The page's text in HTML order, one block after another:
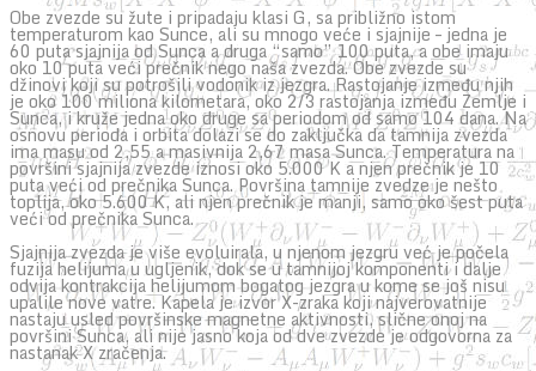
Obe zvezde su žute i pripadaju klasi G, sa približno istom
temperaturom kao Sunce, ali su mnogo veće i sjajnije – jedna je
60 puta sjajnija od Sunca a druga “samo” 100 puta, a obe imaju
oko 10 puta veći prečnik nego naša zvezda. Obe zvezde su
džinovi koji su potrošili vodonik iz jezgra. Rastojanje između njih
je oko 100 miliona kilometara, oko 2/3 rastojanja između Zemlje i
Sunca, i kruže jedna oko druge sa periodom od samo 104 dana. Na
osnovu perioda i orbita dolazi se do zaključka da tamnija zvezda
ima masu od 2,55 a masivnija 2,67 masa Sunca. Temperatura na
površini sjajnija zvezde iznosi oko 5.000 K a njen prečnik je 10
puta veći od prečnika Sunca. Površina tamnije zvedze je nešto
toplija, oko 5.600 K, ali njen prečnik je manji, samo oko šest puta
veći od prečnika Sunca.
Sjajnija zvezda je više evoluirala, u njenom jezgru već je počela
fuzija helijuma u ugljenik, dok se u tamnijoj komponenti i dalje
odvija kontrakcija helijumom bogatog jezgra u kome se još nisu
upalile nove vatre. Kapela je izvor X-zraka koji najverovatnije
nastaju usled površinske magnetne aktivnosti, slične onoj na
površini Sunca, ali nije jasno koja od dve zvezde je odgovorna za
nastanak X zračenja.